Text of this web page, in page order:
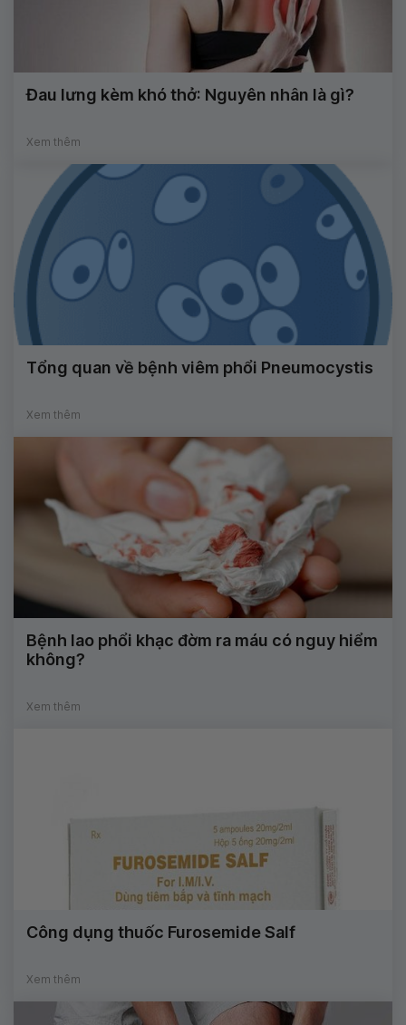
Đau lưng kèm khó thở: Nguyên nhân là gì?
Xem thêm
Tổng quan về bệnh viêm phổi Pneumocystis
Xem thêm
Bệnh lao phổi khạc đờm ra máu có nguy hiểm
không?
Xem thêm
Công dụng thuốc Furosemide Salf
Xem thêm